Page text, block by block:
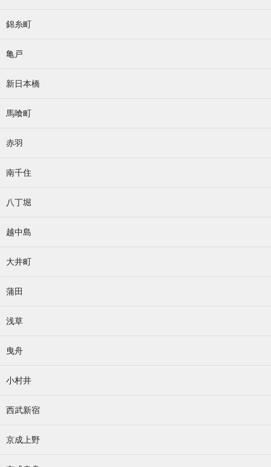
錦糸町
亀戸
新日本橋
馬喰町
赤羽
南千住
八丁堀
越中島
大井町
蒲田
浅草
曳舟
小村井
西武新宿
京成上野